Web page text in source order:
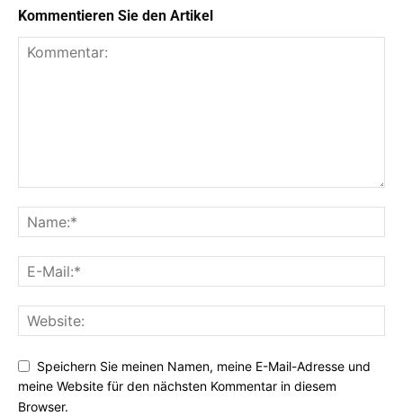
Kommentieren Sie den Artikel
Speichern Sie meinen Namen, meine E-Mail-Adresse und
meine Website für den nächsten Kommentar in diesem
Browser.